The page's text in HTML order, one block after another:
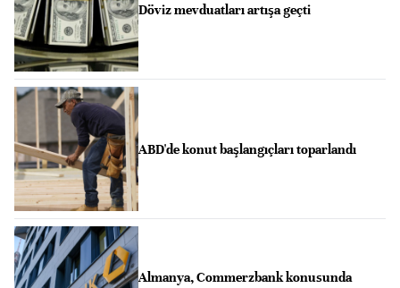
Döviz mevduatları artışa geçti
ABD'de konut başlangıçları toparlandı
Almanya, Commerzbank konusunda